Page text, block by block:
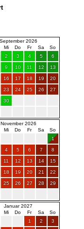
September 2026
Mi Do Fr Sa
So
2 3 4 5 6
9 10 11 12 13
16 17 18 19 20
23 24 25 26 27
30
November 2026
Mi Do Fr Sa
So
1
4 5 6 7 8
11 12 13 14 15
18 19 20 21 22
25 26 27 28 29
Januar 2027
Mi Do Fr Sa
So
1
2 3